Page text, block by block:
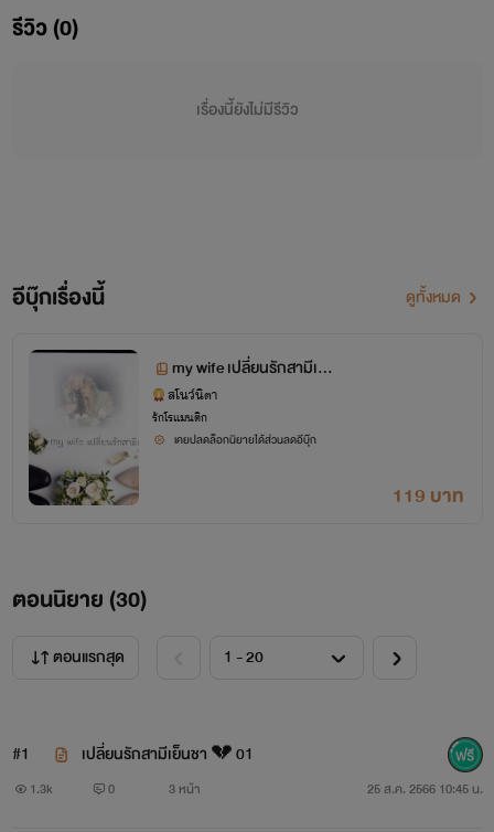
รีวิว (0)
เรื่องนี้ยังไม่มีรีวิว
อีบุ๊กเรื่องนี้ ดูทั้งหมด
my wife เปลี่ยนรักสามีเย็
นชา
สโนว์นิตา
รักโรแมนติก
เคยปลดล็อกนิยายได้ส่วนลดอีบุ๊ก
119 บาท
ตอนนิยาย (30)
ตอนแรกสุด
#1 เปลี่ยนรักสามีเย็นชา 💔 01
1.3k 0 3 หน้า 25 ส.ค. 2566 10:45 น.